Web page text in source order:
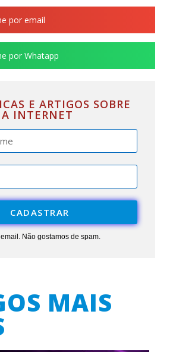
por email
por Whatapp
E ARTIGOS SOBRE
INTERNET
CADASTRAR
Não gostamos de spam.
MAIS